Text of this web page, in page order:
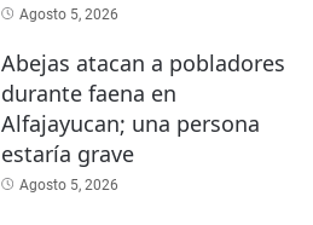
Agosto 5, 2026
Abejas atacan a pobladores
durante faena en
Alfajayucan; una persona
estaría grave
Agosto 5, 2026